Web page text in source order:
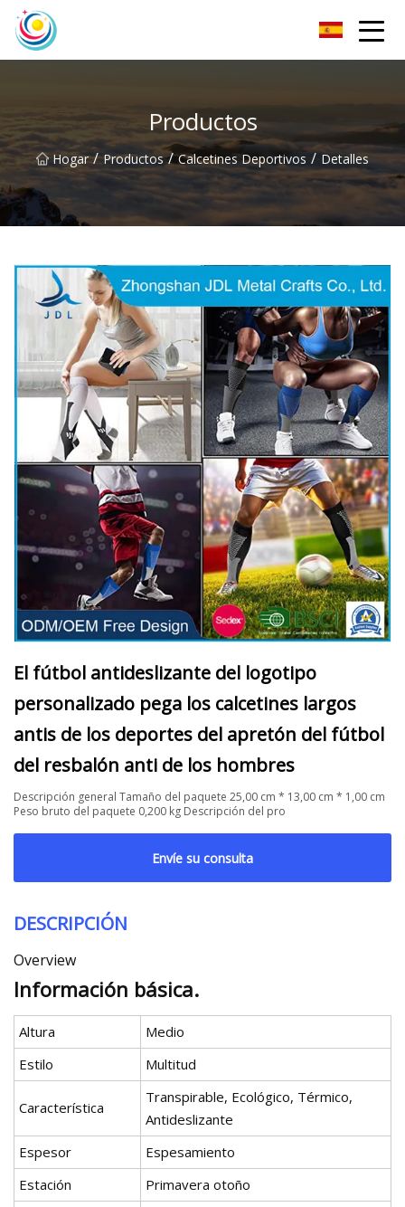
Productos
Hogar / Productos / Calcetines Deportivos / Detalles
El fútbol antideslizante del logotipo
personalizado pega los calcetines largos
antis de los deportes del apretón del fútbol
del resbalón anti de los hombres
Descripción general Tamaño del paquete 25,00 cm * 13,00 cm * 1,00 cm
Peso bruto del paquete 0,200 kg Descripción del pro
Envíe su consulta
DESCRIPCIÓN
Overview
Información básica.
Altura
Medio
Estilo
Multitud
Característica
Transpirable, Ecológico, Térmico,
Antideslizante
Espesor
Espesamiento
Estación
Primavera otoño